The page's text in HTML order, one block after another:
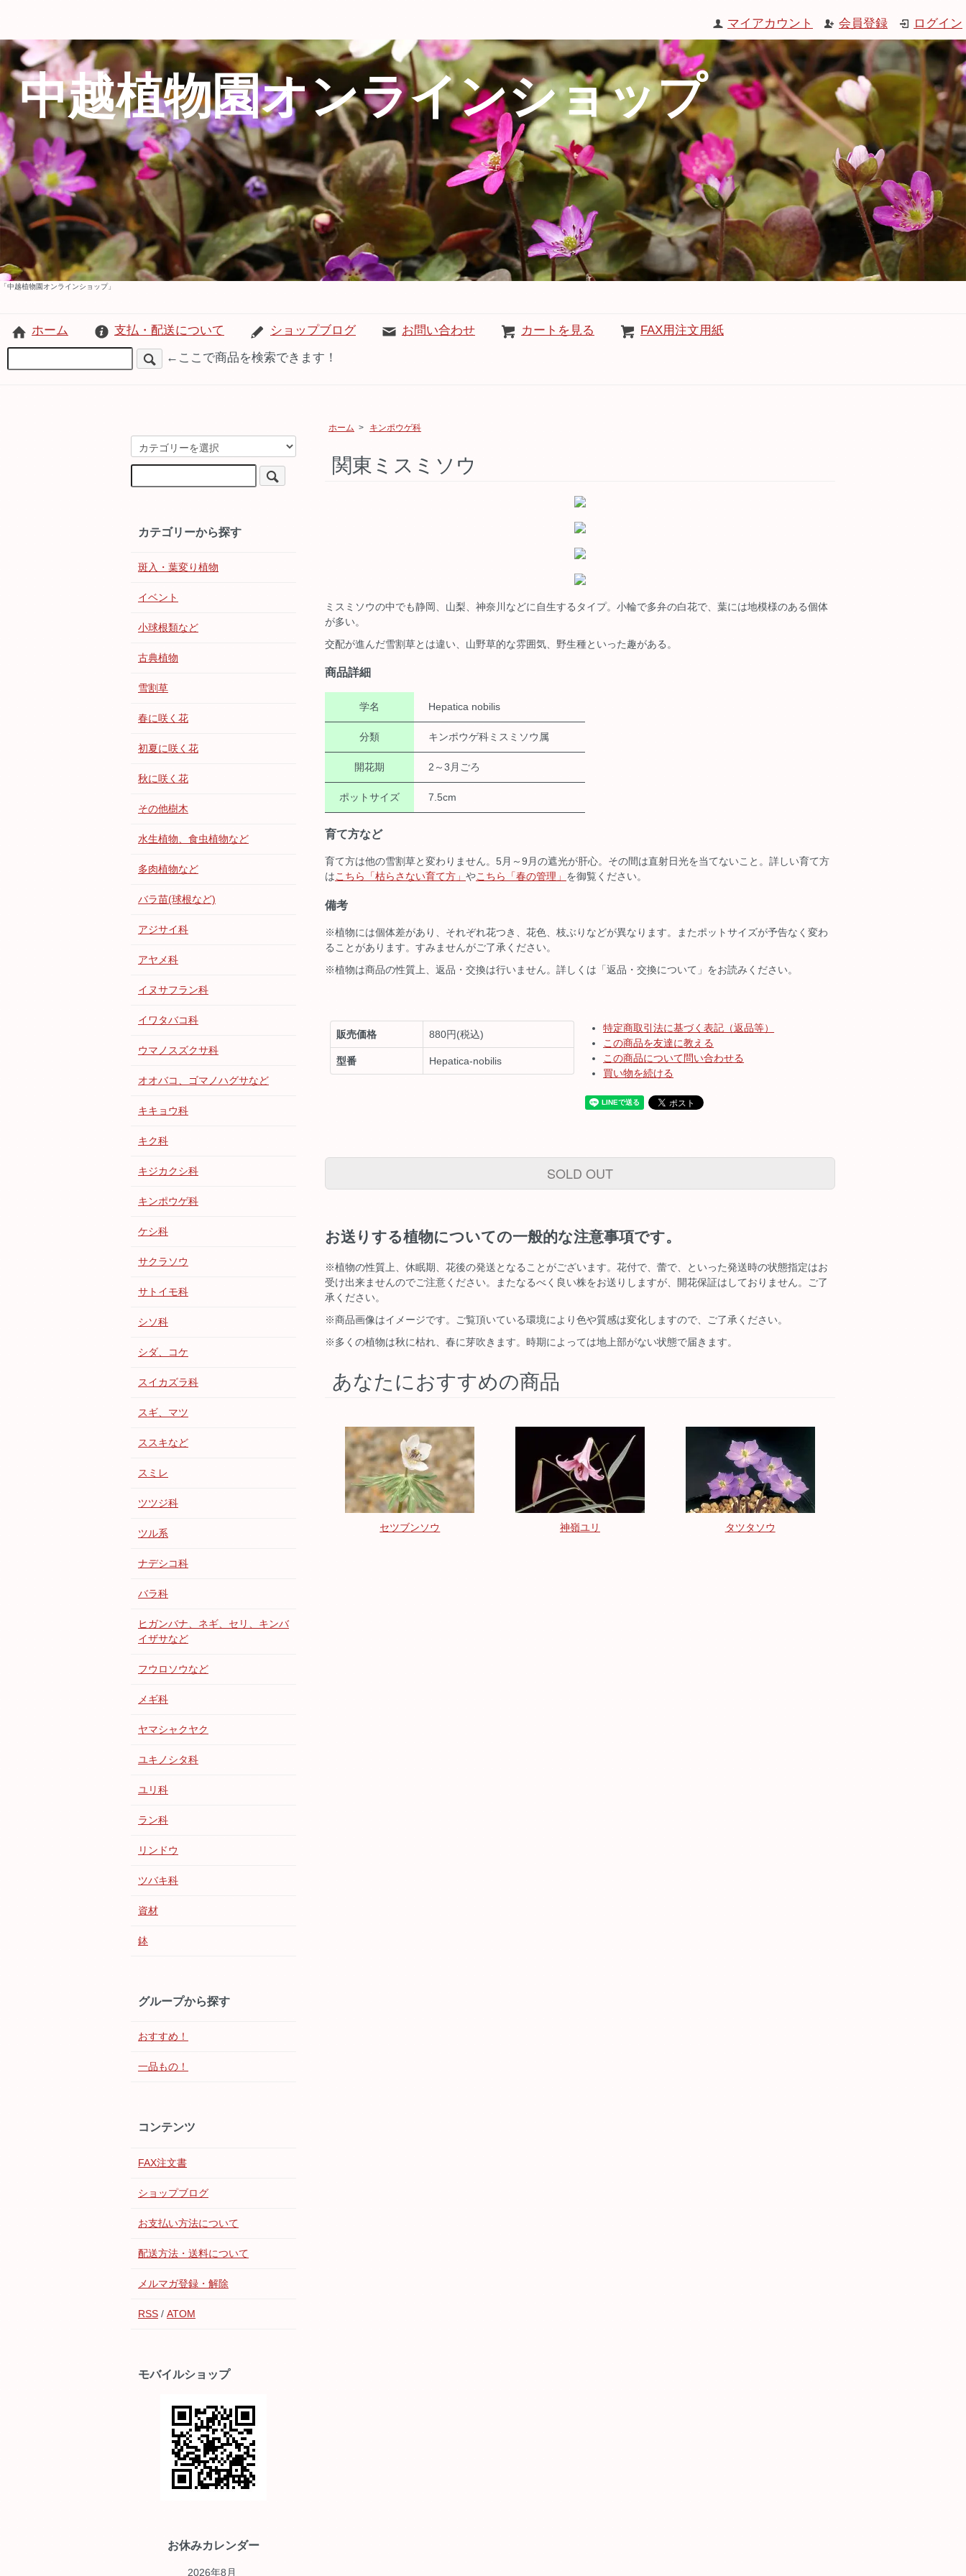
マイアカウント 会員登録 ログイン
中越植物園オンラインショップ
「中越植物園オンラインショップ」
ホーム 支払・配送について ショップブログ お問い合わせ カートを見る
FAX用注文用紙
←ここで商品を検索できます！
ホーム > キンポウゲ科
関東ミスミソウ
ミスミソウの中でも静岡、山梨、神奈川などに自生するタイプ。小輪で多弁の白花で、葉には地模様のある個体
が多い。
交配が進んだ雪割草とは違い、山野草的な雰囲気、野生種といった趣がある。
商品詳細
学名 Hepatica nobilis
分類 キンポウゲ科ミスミソウ属
開花期 2～3月ごろ
ポットサイズ 7.5cm
育て方など
育て方は他の雪割草と変わりません。5月～9月の遮光が肝心。その間は直射日光を当てないこと。詳しい育て方
はこちら「枯らさない育て方」 やこちら「春の管理」 を御覧ください。
備考
※植物には個体差があり、それぞれ花つき、花色、枝ぶりなどが異なります。またポットサイズが予告なく変わ
ることがあります。すみませんがご了承ください。
※植物は商品の性質上、返品・交換は行いません。詳しくは「返品・交換について」をお読みください。
販売価格 880円(税込)
型番 Hepatica-nobilis
特定商取引法に基づく表記（返品等）
この商品を友達に教える
この商品について問い合わせる
買い物を続ける
SOLD OUT
お送りする植物についての一般的な注意事項です。
※植物の性質上、休眠期、花後の発送となることがございます。花付で、蕾で、といった発送時の状態指定はお
受け出来ませんのでご注意ください。またなるべく良い株をお送りしますが、開花保証はしておりません。ご了
承ください。
※商品画像はイメージです。ご覧頂いている環境により色や質感は変化しますので、ご了承ください。
※多くの植物は秋に枯れ、春に芽吹きます。時期によっては地上部がない状態で届きます。
あなたにおすすめの商品
セツブンソウ 神嶺ユリ タツタソウ
カテゴリーから探す
斑入・葉変り植物
イベント
小球根類など
古典植物
雪割草
春に咲く花
初夏に咲く花
秋に咲く花
その他樹木
水生植物、食虫植物など
多肉植物など
バラ苗(球根など)
アジサイ科
アヤメ科
イヌサフラン科
イワタバコ科
ウマノスズクサ科
オオバコ、ゴマノハグサなど
キキョウ科
キク科
キジカクシ科
キンポウゲ科
ケシ科
サクラソウ
サトイモ科
シソ科
シダ、コケ
スイカズラ科
スギ、マツ
ススキなど
スミレ
ツツジ科
ツル系
ナデシコ科
バラ科
ヒガンバナ、ネギ、セリ、キンバ
イザサなど
フウロソウなど
メギ科
ヤマシャクヤク
ユキノシタ科
ユリ科
ラン科
リンドウ
ツバキ科
資材
鉢
グループから探す
おすすめ！
一品もの！
コンテンツ
FAX注文書
ショップブログ
お支払い方法について
配送方法・送料について
メルマガ登録・解除
RSS / ATOM
モバイルショップ
お休みカレンダー
2026年8月